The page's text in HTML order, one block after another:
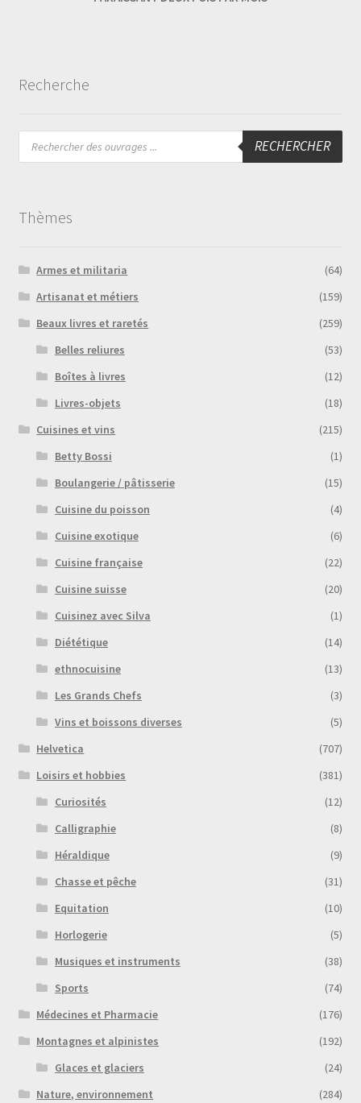
Recherche
Recherche
produits
RECHERCHER
Thèmes
Armes et militaria
(64)
Artisanat et métiers
(159)
Beaux livres et raretés
(259)
Belles reliures
(53)
Boîtes à livres
(12)
Livres-objets
(18)
Cuisines et vins
(215)
Betty Bossi
(1)
Boulangerie / pâtisserie
(15)
Cuisine du poisson
(4)
Cuisine exotique
(6)
Cuisine française
(22)
Cuisine suisse
(20)
Cuisinez avec Silva
(1)
Diététique
(14)
ethnocuisine
(13)
Les Grands Chefs
(3)
Vins et boissons diverses
(5)
Helvetica
(707)
Loisirs et hobbies
(381)
Curiosités
(12)
Calligraphie
(8)
Héraldique
(9)
Chasse et pêche
(31)
Equitation
(10)
Horlogerie
(5)
Musiques et instruments
(38)
Sports
(74)
Médecines et Pharmacie
(176)
Montagnes et alpinistes
(192)
Glaces et glaciers
(24)
Nature, environnement
(284)